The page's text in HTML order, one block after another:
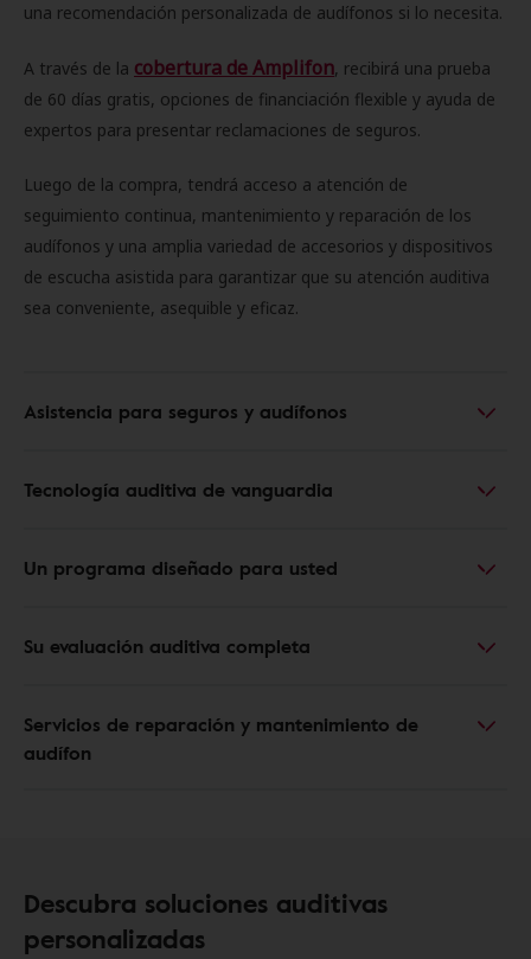
una recomendación personalizada de audífonos si lo necesita.
A través de la cobertura de Amplifon, recibirá una prueba
de 60 días gratis, opciones de financiación flexible y ayuda de
expertos para presentar reclamaciones de seguros.
Luego de la compra, tendrá acceso a atención de
seguimiento continua, mantenimiento y reparación de los
audífonos y una amplia variedad de accesorios y dispositivos
de escucha asistida para garantizar que su atención auditiva
sea conveniente, asequible y eficaz.
Asistencia para seguros y audífonos
Tecnología auditiva de vanguardia
Un programa diseñado para usted
Su evaluación auditiva completa
Servicios de reparación y mantenimiento de
audífon
Descubra soluciones auditivas
personalizadas